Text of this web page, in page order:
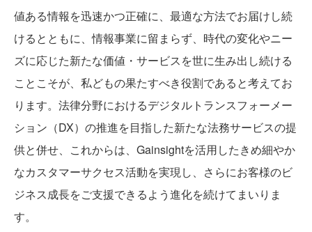
値ある情報を迅速かつ正確に、最適な方法でお届けし続
けるとともに、情報事業に留まらず、時代の変化やニー
ズに応じた新たな価値・サービスを世に生み出し続ける
ことこそが、私どもの果たすべき役割であると考えてお
ります。法律分野におけるデジタルトランスフォーメー
ション（DX）の推進を目指した新たな法務サービスの提
供と併せ、これからは、Gainsightを活用したきめ細やか
なカスタマーサクセス活動を実現し、さらにお客様のビ
ジネス成長をご支援できるよう進化を続けてまいりま
す。